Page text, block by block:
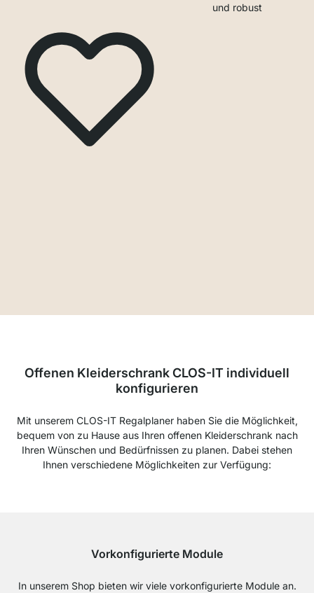
und robust
Offenen Kleiderschrank CLOS-IT individuell
konfigurieren
Mit unserem CLOS-IT Regalplaner haben Sie die Möglichkeit,
bequem von zu Hause aus Ihren offenen Kleiderschrank nach
Ihren Wünschen und Bedürfnissen zu planen. Dabei stehen
Ihnen verschiedene Möglichkeiten zur Verfügung:
Vorkonfigurierte Module
In unserem Shop bieten wir viele vorkonfigurierte Module an.